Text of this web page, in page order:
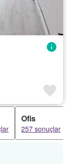
Ofis
257 sonuçlar